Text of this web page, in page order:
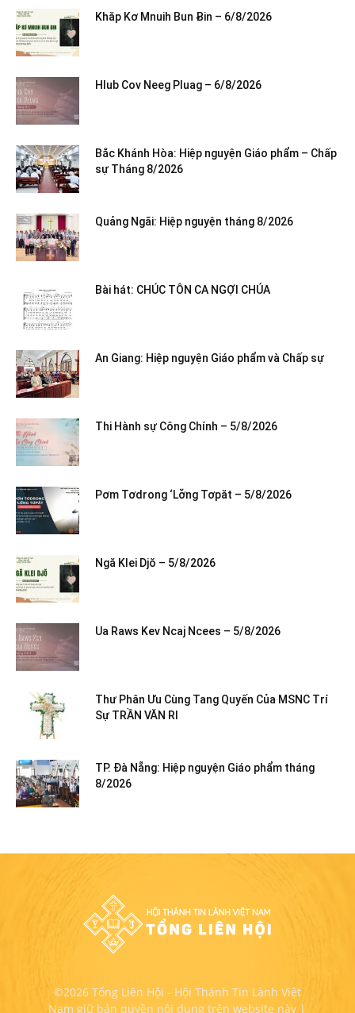
Khăp Kơ Mnuih Bun Ƀin – 6/8/2026
Hlub Cov Neeg Pluag – 6/8/2026
Bắc Khánh Hòa: Hiệp nguyện Giáo phẩm – Chấp
sự Tháng 8/2026
Quảng Ngãi: Hiệp nguyện tháng 8/2026
Bài hát: CHÚC TÔN CA NGỢI CHÚA
An Giang: Hiệp nguyện Giáo phẩm và Chấp sự
Thi Hành sự Công Chính – 5/8/2026
Pơm Tơdrong ‘Lơ̆ng Tơpăt – 5/8/2026
Ngă Klei Djŏ – 5/8/2026
Ua Raws Kev Ncaj Ncees – 5/8/2026
Thư Phân Ưu Cùng Tang Quyến Của MSNC Trí
Sự TRẦN VĂN RI
TP. Đà Nẵng: Hiệp nguyện Giáo phẩm tháng
8/2026
©2026 Tổng Liên Hội - Hội Thánh Tin Lành Việt
Nam giữ bản quyền nội dung trên website này |